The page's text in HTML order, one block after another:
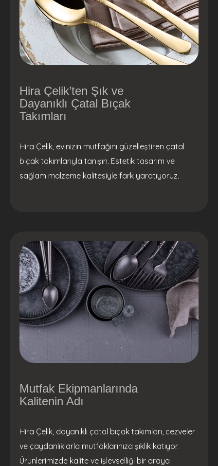
Hira Çelik’ten Şık ve
Dayanıklı Çatal Bıçak
Takımları
Hira Çelik, evinizin mutfağını güzelleştiren çatal
bıçak takımlarıyla tanışın. Estetik tasarım ve
sağlam malzeme kalitesiyle fark yaratıyoruz.
Mutfak Ekipmanlarında
Kalitenin Adı
Hira Çelik, dayanıklı çatal bıçak takımları, cezveler
ve çaydanlıklarla mutfaklarınıza şıklık katıyor.
Ürünlerimizde kalite ve işlevselliği bir araya